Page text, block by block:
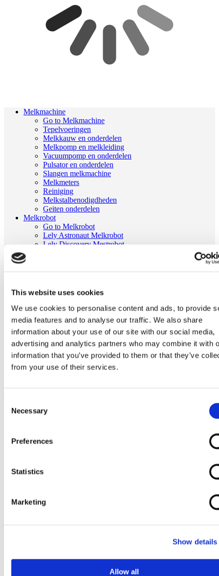
This website uses cookies
We use cookies to personalise content and ads, to provide
media features and to analyse our traffic. We also share
information about your use of our site with our social media,
advertising and analytics partners who may combine it with
information that you’ve provided to them or that they’ve
from your use of their services.
Selection
Necessary
Preferences
Statistics
Marketing
Show details
Allow all
Melkmachine
Go to Melkmachine
Tepelvoeringen
Melkkauw en onderdelen
Melkpomp en melkleiding
Vacuumpomp en onderdelen
Pulsator en onderdelen
Slangen melkmachine
Melkmeters
Reiniging
Melkstalbenodigdheden
Geiten onderdelen
Melkrobot
Go to Melkrobot
Lely Astronaut Melkrobot
Lely Discovery Mestrobot
Go to Stal benodigdheden
Koeborstel
Ambic onderdelen
Minimelkers
stalartikelen
Skelex
Home
Melkmachine
Slangen melkmachine